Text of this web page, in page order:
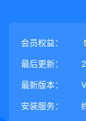
会员权益：
最后更新：
最新版本：
安装服务：